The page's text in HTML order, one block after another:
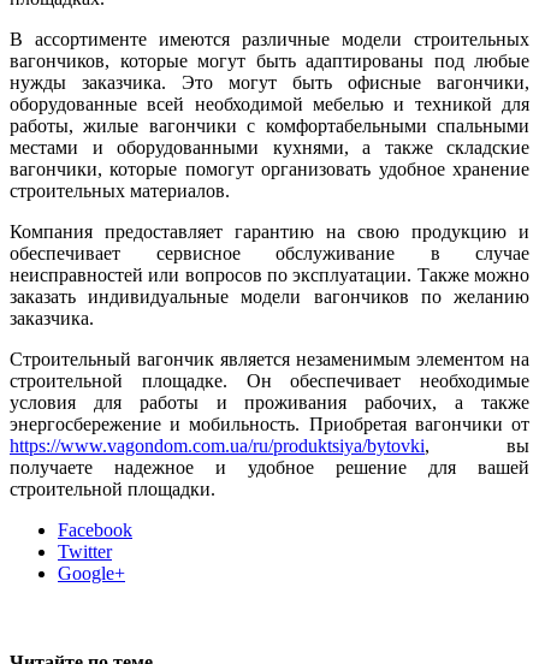
В ассортименте имеются различные модели строительных
вагончиков, которые могут быть адаптированы под любые
нужды заказчика. Это могут быть офисные вагончики,
оборудованные всей необходимой мебелью и техникой для
работы, жилые вагончики с комфортабельными спальными
местами и оборудованными кухнями, а также складские
вагончики, которые помогут организовать удобное хранение
строительных материалов.
Компания предоставляет гарантию на свою продукцию и
обеспечивает сервисное обслуживание в случае
неисправностей или вопросов по эксплуатации. Также можно
заказать индивидуальные модели вагончиков по желанию
заказчика.
Строительный вагончик является незаменимым элементом на
строительной площадке. Он обеспечивает необходимые
условия для работы и проживания рабочих, а также
энергосбережение и мобильность. Приобретая вагончики от
https://www.vagondom.com.ua/ru/produktsiya/bytovki, вы
получаете надежное и удобное решение для вашей
строительной площадки.
Facebook
Twitter
Google+